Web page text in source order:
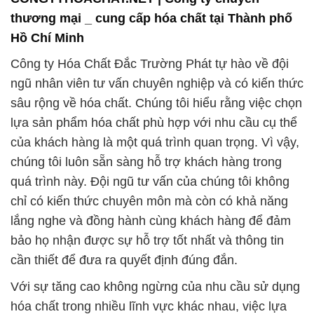
thương mại _ cung cấp hóa chất tại Thành phố
Hồ Chí Minh
Công ty Hóa Chất Đắc Trường Phát tự hào về đội
ngũ nhân viên tư vấn chuyên nghiệp và có kiến thức
sâu rộng về hóa chất. Chúng tôi hiểu rằng việc chọn
lựa sản phẩm hóa chất phù hợp với nhu cầu cụ thể
của khách hàng là một quá trình quan trọng. Vì vậy,
chúng tôi luôn sẵn sàng hỗ trợ khách hàng trong
quá trình này. Đội ngũ tư vấn của chúng tôi không
chỉ có kiến thức chuyên môn mà còn có khả năng
lắng nghe và đồng hành cùng khách hàng để đảm
bảo họ nhận được sự hỗ trợ tốt nhất và thông tin
cần thiết để đưa ra quyết định đúng đắn.
Với sự tăng cao không ngừng của nhu cầu sử dụng
hóa chất trong nhiều lĩnh vực khác nhau, việc lựa